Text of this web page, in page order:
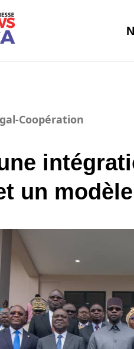
Coopération
un